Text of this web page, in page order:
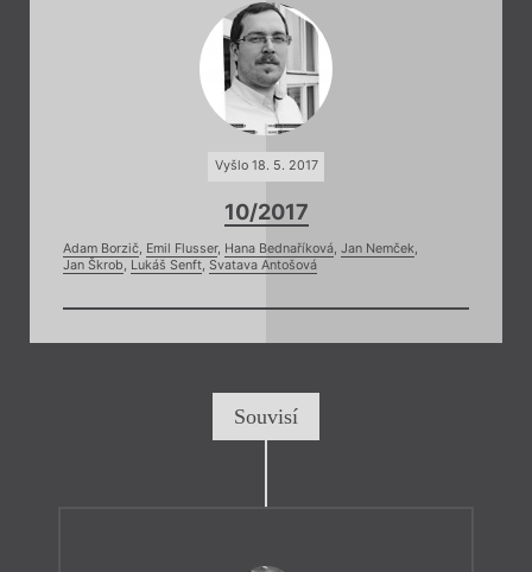
Vyšlo 18. 5. 2017
10/2017
Adam Borzič, Emil Flusser, Hana Bednaříková, Jan Nemček,
Jan Škrob, Lukáš Senft, Svatava Antošová
Souvisí